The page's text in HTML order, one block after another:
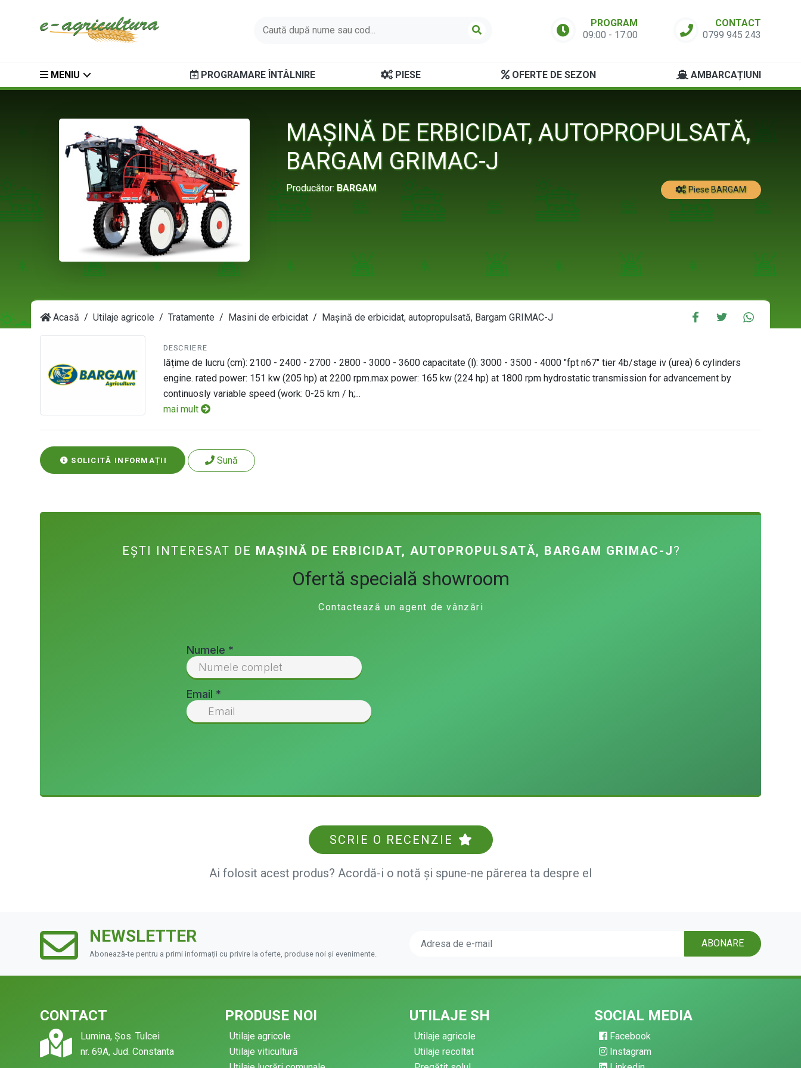
PROGRAM
09:00 - 17:00
CONTACT
0799 945 243
MENIU PROGRAMARE ÎNTÂLNIRE PIESE OFERTE DE SEZON AMBARCAȚIUNI
MAȘINĂ DE ERBICIDAT, AUTOPROPULSATĂ,
BARGAM GRIMAC-J
Producător: BARGAM Piese BARGAM
Acasă Utilaje agricole Tratamente Masini de erbicidat Mașină de erbicidat, autopropulsată, Bargam GRIMAC-J
DESCRIERE
lățime de lucru (cm): 2100 - 2400 - 2700 - 2800 - 3000 - 3600 capacitate (l): 3000 - 3500 - 4000 "fpt n67" tier 4b/stage iv (urea) 6 cylinders
engine. rated power: 151 kw (205 hp) at 2200 rpm.max power: 165 kw (224 hp) at 1800 rpm hydrostatic transmission for advancement by
continuosly variable speed (work: 0-25 km / h;...
mai mult
SOLICITĂ INFORMAȚII Sună
EȘTI INTERESAT DE MAȘINĂ DE ERBICIDAT, AUTOPROPULSATĂ, BARGAM GRIMAC-J?
Ofertă specială showroom
Contactează un agent de vânzări
SCRIE O RECENZIE
Ai folosit acest produs? Acordă-i o notă și spune-ne părerea ta despre el
NEWSLETTER
Abonează-te pentru a primi informații cu privire la oferte, produse noi și evenimente.
ABONARE
CONTACT
Lumina, Șos. Tulcei
nr. 69A, Jud. Constanta
PRODUSE NOI
Utilaje agricole
Utilaje viticultură
UTILAJE SH
Utilaje agricole
Utilaje recoltat
SOCIAL MEDIA
Facebook
Instagram